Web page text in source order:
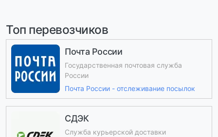
Топ перевозчиков
Почта России
Государственная почтовая служба
России
Почта России - отслеживание посылок
СДЭК
Служба курьерской доставки